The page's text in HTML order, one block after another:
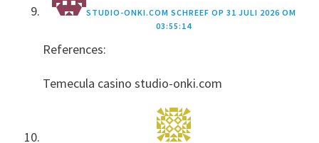
STUDIO-ONKI.COM SCHREEF OP 31 JULI 2026 OM
03:55:14
References:
Temecula casino studio-onki.com